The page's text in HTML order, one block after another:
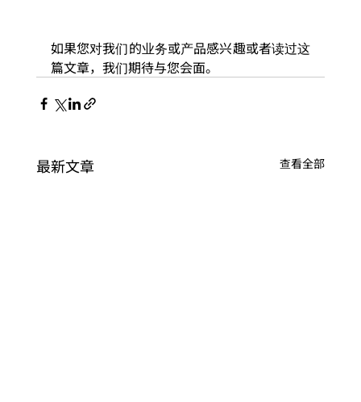
如果您对我们的业务或产品感兴趣或者读过这
篇文章，我们期待与您会面。
最新文章 查看全部